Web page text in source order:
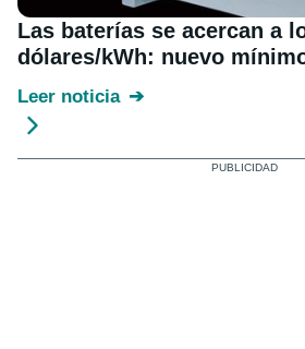
Las baterías se acercan a
dólares/kWh: nuevo
Leer noticia